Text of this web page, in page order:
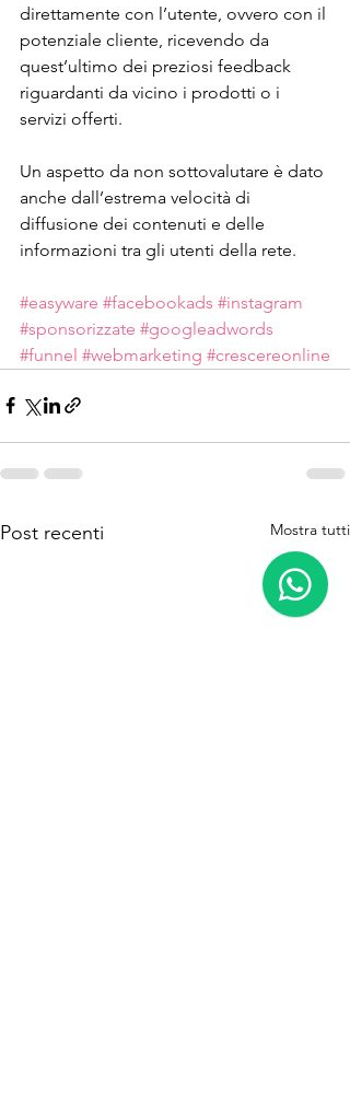
direttamente con l’utente, ovvero con il
potenziale cliente, ricevendo da
quest’ultimo dei preziosi feedback
riguardanti da vicino i prodotti o i
servizi offerti.
Un aspetto da non sottovalutare è dato
anche dall’estrema velocità di
diffusione dei contenuti e delle
informazioni tra gli utenti della rete.
#easyware #facebookads #instagram
#sponsorizzate #googleadwords
#funnel #webmarketing #crescereonline
Post recenti Mostra tutti